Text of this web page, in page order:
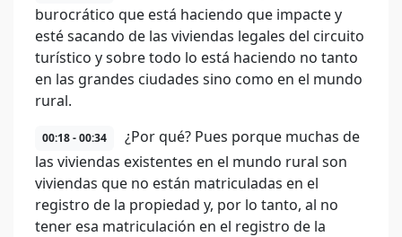
burocrático que está haciendo que impacte y
esté sacando de las viviendas legales del circuito
turístico y sobre todo lo está haciendo no tanto
en las grandes ciudades sino como en el mundo
rural.
00:18 - 00:34
¿Por qué? Pues porque muchas de
las viviendas existentes en el mundo rural son
viviendas que no están matriculadas en el
registro de la propiedad y, por lo tanto, al no
tener esa matriculación en el registro de la